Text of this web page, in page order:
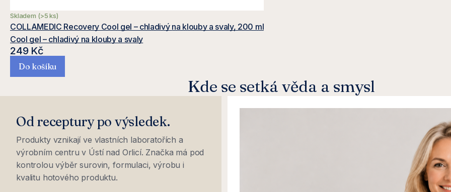
COLLAMEDIC Recovery Cool gel – chladivý na klouby a svaly, 200 ml
Cool gel – chladivý na klouby a svaly
Skladem (>5 ks)
249 Kč
Do košíku
Kde se setká věda a smysl
Od receptury po výsledek.
Produkty vznikají ve vlastních laboratořích a
výrobním centru v Ústí nad Orlicí. Značka má pod
kontrolou výběr surovin, formulaci, výrobu i
kvalitu hotového produktu.